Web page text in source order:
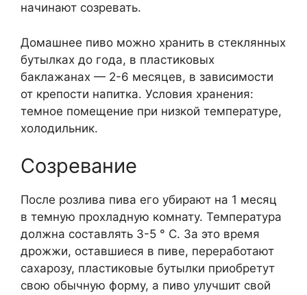
начинают созревать.
Домашнее пиво можно хранить в стеклянных
бутылках до года, в пластиковых
баклажанах — 2-6 месяцев, в зависимости
от крепости напитка. Условия хранения:
темное помещение при низкой температуре,
холодильник.
Созревание
После розлива пива его убирают на 1 месяц
в темную прохладную комнату. Температура
должна составлять 3-5 ° C. За это время
дрожжи, оставшиеся в пиве, переработают
сахарозу, пластиковые бутылки приобретут
свою обычную форму, а пиво улучшит свой